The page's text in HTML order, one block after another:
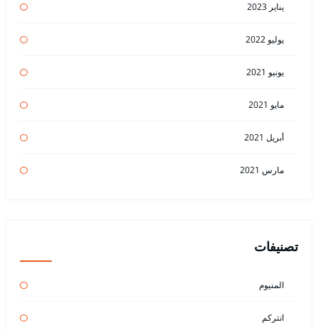
يناير 2023
يوليو 2022
يونيو 2021
مايو 2021
أبريل 2021
مارس 2021
تصنيفات
المنيوم
انتركم